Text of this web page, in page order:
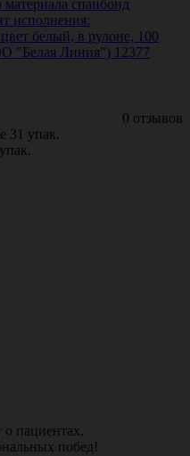
материала спанбонд
исполнения:
белый, в рулоне, 100
"Белая Линия") 12377
0 отзывов
31 упак.
о пациентах.
побед!